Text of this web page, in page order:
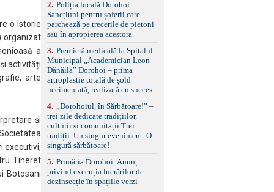
o istorie
organizat
a
activități
arte
şi
executivi,
Tineret
Botosani
reglaj lombar electric
pentru șofer și pasager
Volan multifuncțional
îmbrăcat în piele, cu
treptelor Adaptive cruise
control, asistent
schimbare bandă și
menținere bandă Faruri
bi-xenon adaptive cu
funcție Cornering,
asistent fază lungă
automată , lumini de zi
LED, proiectoare ceață
LED, spălătoare faruri
față/spate, cameră
marșarier Keyless entry
& start, geamuri electrice
2. Poliția locală Dorohoi:
Sancțiuni pentru șoferii care
parchează pe trecerile de pietoni
sau în apropierea acestora
3. Premieră medicală la Spitalul
Municipal „Academician Leon
Dănăilă” Dorohoi – prima
artroplastie totală de șold
necimentată, realizată cu succes
4.
„Dorohoiul, în Sărbătoare!” –
trei zile dedicate tradițiilor,
culturii și comunității Trei
tradiții. Un singur eveniment. O
singură sărbătoare!
5. Primăria Dorohoi: Anunț
privind execuția lucrărilor de
dezinsecție în spațiile verzi